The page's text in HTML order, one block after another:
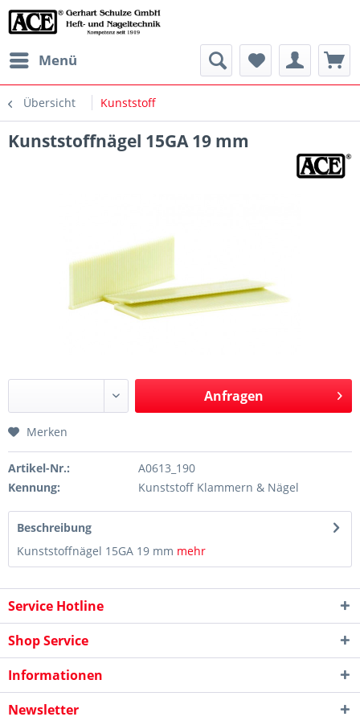
Menü
Übersicht Kunststoff
Kunststoffnägel 15GA 19 mm
Anfragen
Merken
Artikel-Nr.:
A0613_190
Kennung:
Kunststoff Klammern & Nägel
Beschreibung
Kunststoffnägel 15GA 19 mm mehr
Service Hotline
Shop Service
Informationen
Newsletter